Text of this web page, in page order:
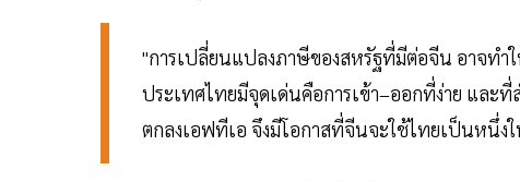
"การเปลี่ยนแปลงภาษีของสหรัฐที่มีต่อจีน อาจทำ
ประเทศไทยมีจุดเด่นคือการเข้า–ออกที่ง่าย แล
ตกลงเอฟทีเอ จึงมีโอกาสที่จีนจะใช้ไทยเป็นหนึ่ง